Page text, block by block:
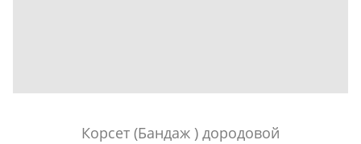
Корсет (Бандаж ) дородовой